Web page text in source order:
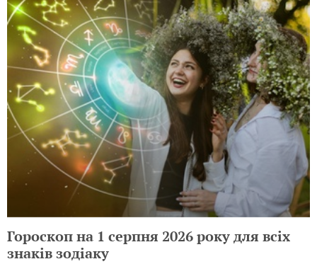
Гороскоп на 1 серпня 2026 року для всіх
знаків зодіаку